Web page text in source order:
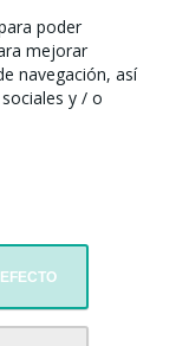
poder
mejorar
navegación, así
y / o